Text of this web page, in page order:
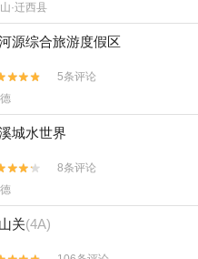
·迁西县
源综合旅游度假区
5条评论
城水世界
8条评论
关(4A)